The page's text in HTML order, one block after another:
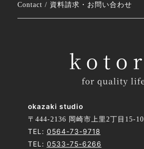
okazaki studio
〒444-2136 岡崎市上里2丁目15-10
TEL: 0564-73-9718
TEL: 0533-75-6266
Contact / 資料請求・お問い合わせ